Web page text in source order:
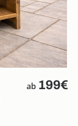
ab 199€